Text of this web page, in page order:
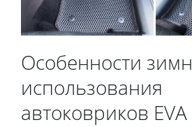
Особенности
использования
автоковриков EVA